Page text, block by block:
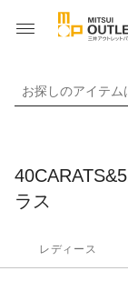
お探しのアイテム
ラス
レディース